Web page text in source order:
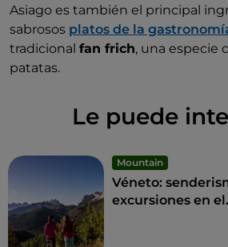
Asiago es también el principal
sabrosos platos de la
tradicional fan frich, una especie
patatas.
Le puede
Mountain
Véneto:
excursiones en el